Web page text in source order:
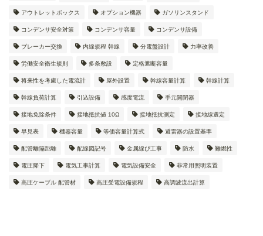
アウトレットボックス オプション機器 ガソリンスタンド
コンデンサ安全対策 コンデンサ容量 コンデンサ設備
ブレーカー交換 内線規程 幹線 分電盤設計 力率改善
労働安全衛生規則 多条敷設 定格遮断容量
将来性を考慮した電流計 屋外設置 幹線容量計算 幹線計算
幹線負荷計算 引込設備 感度電流 手元開閉器
接地免除条件 接地抵抗値 10Ω 接地抵抗測定 接地線選定
早見表 機器容量 等価容量計算式 避雷器の設置基準
配管離隔距離 配線図記号 金属線ぴ工事 防水 難燃性
電圧降下 電気工事計算 電気設備安全 非常用照明装置
高圧ケーブル 配管材 高圧受電設備規程 高調波流出計算